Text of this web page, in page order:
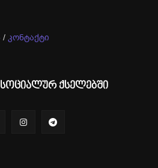
/ კონტაქტი
სოციალურ ქსელებში